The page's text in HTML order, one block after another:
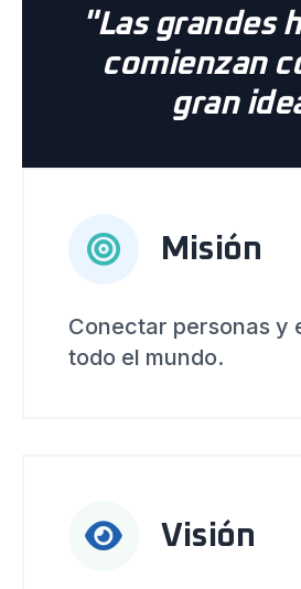
"Las grandes
comienzan
gran
Misión
Conectar personas y
todo el mundo.
Visión